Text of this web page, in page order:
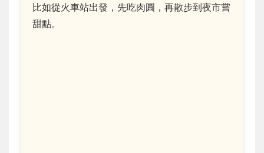
比如從火車站出發，先吃肉圓，再散步到夜市嘗
甜點。